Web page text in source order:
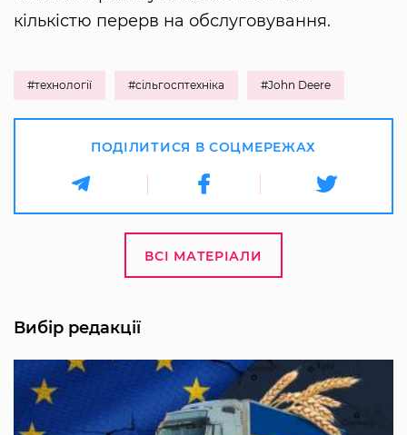
кількістю перерв на обслуговування.
#технології #сільгосптехніка #John Deere
ПОДІЛИТИСЯ В СОЦМЕРЕЖАХ
ВСІ МАТЕРІАЛИ
Вибір редакції